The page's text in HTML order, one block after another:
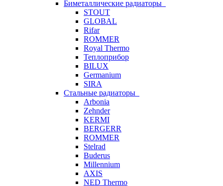
Биметаллические радиаторы
STOUT
GLOBAL
Rifar
ROMMER
Royal Thermo
Теплоприбор
BILUX
Germanium
SIRA
Стальные радиаторы
Arbonia
Zehnder
KERMI
BERGERR
ROMMER
Stelrad
Buderus
Millennium
AXIS
NED Thermo